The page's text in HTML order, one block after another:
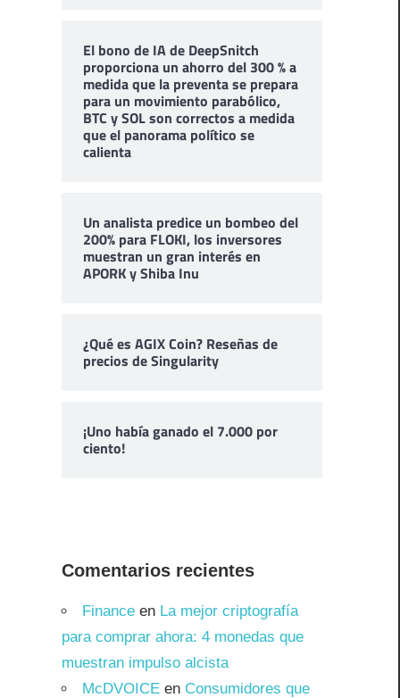
El bono de IA de DeepSnitch
proporciona un ahorro del 300 % a
medida que la preventa se prepara
para un movimiento parabólico,
BTC y SOL son correctos a medida
que el panorama político se
calienta
Un analista predice un bombeo del
200% para FLOKI, los inversores
muestran un gran interés en
APORK y Shiba Inu
¿Qué es AGIX Coin? Reseñas de
precios de Singularity
¡Uno había ganado el 7.000 por
ciento!
Comentarios recientes
Financeen La mejor criptografía
para comprar ahora: 4 monedas que
muestran impulso alcista
McDVOICEen Consumidores que